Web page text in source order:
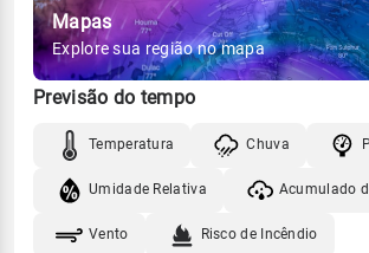
Mapas
Explore sua região no mapa
Previsão do tempo
Temperatura Chuva
Umidade Relativa Acumulado
Vento Risco de Incêndio